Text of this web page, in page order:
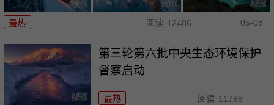
最热 阅读 12486 05-08
第三轮第六批中央生态环境保护
督察启动
最热 阅读 11788